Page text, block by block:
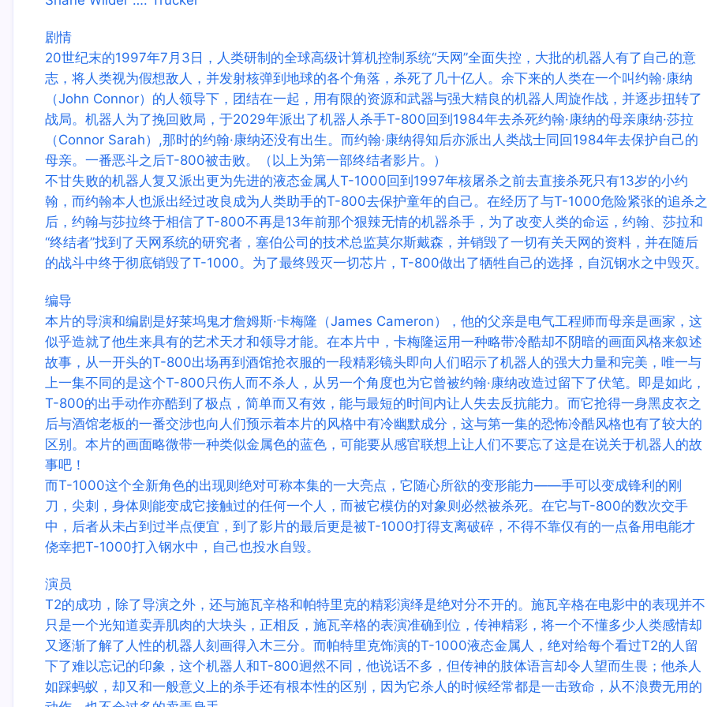
剧情
20世纪末的1997年7月3日，人类研制的全球高级计算机控制系统“天网”全面失控，大批的机器人有了自己的意
志，将人类视为假想敌人，并发射核弹到地球的各个角落，杀死了几十亿人。余下来的人类在一个叫约翰·康纳
（John Connor）的人领导下，团结在一起，用有限的资源和武器与强大精良的机器人周旋作战，并逐步扭转了
战局。机器人为了挽回败局，于2029年派出了机器人杀手T-800回到1984年去杀死约翰·康纳的母亲康纳·莎拉
（Connor Sarah）,那时的约翰·康纳还没有出生。而约翰·康纳得知后亦派出人类战士同回1984年去保护自己的
母亲。一番恶斗之后T-800被击败。（以上为第一部终结者影片。）
不甘失败的机器人复又派出更为先进的液态金属人T-1000回到1997年核屠杀之前去直接杀死只有13岁的小约
翰，而约翰本人也派出经过改良成为人类助手的T-800去保护童年的自己。在经历了与T-1000危险紧张的追杀之
后，约翰与莎拉终于相信了T-800不再是13年前那个狠辣无情的机器杀手，为了改变人类的命运，约翰、莎拉和
“终结者”找到了天网系统的研究者，塞伯公司的技术总监莫尔斯戴森，并销毁了一切有关天网的资料，并在随后
的战斗中终于彻底销毁了T-1000。为了最终毁灭一切芯片，T-800做出了牺牲自己的选择，自沉钢水之中毁灭。
编导
本片的导演和编剧是好莱坞鬼才詹姆斯·卡梅隆（James Cameron），他的父亲是电气工程师而母亲是画家，这
似乎造就了他生来具有的艺术天才和领导才能。在本片中，卡梅隆运用一种略带冷酷却不阴暗的画面风格来叙述
故事，从一开头的T-800出场再到酒馆抢衣服的一段精彩镜头即向人们昭示了机器人的强大力量和完美，唯一与
上一集不同的是这个T-800只伤人而不杀人，从另一个角度也为它曾被约翰·康纳改造过留下了伏笔。即是如此，
T-800的出手动作亦酷到了极点，简单而又有效，能与最短的时间内让人失去反抗能力。而它抢得一身黑皮衣之
后与酒馆老板的一番交涉也向人们预示着本片的风格中有冷幽默成分，这与第一集的恐怖冷酷风格也有了较大的
区别。本片的画面略微带一种类似金属色的蓝色，可能要从感官联想上让人们不要忘了这是在说关于机器人的故
事吧！
而T-1000这个全新角色的出现则绝对可称本集的一大亮点，它随心所欲的变形能力——手可以变成锋利的刚
刀，尖刺，身体则能变成它接触过的任何一个人，而被它模仿的对象则必然被杀死。在它与T-800的数次交手
中，后者从未占到过半点便宜，到了影片的最后更是被T-1000打得支离破碎，不得不靠仅有的一点备用电能才
侥幸把T-1000打入钢水中，自己也投水自毁。
演员
T2的成功，除了导演之外，还与施瓦辛格和帕特里克的精彩演绎是绝对分不开的。施瓦辛格在电影中的表现并不
只是一个光知道卖弄肌肉的大块头，正相反，施瓦辛格的表演准确到位，传神精彩，将一个不懂多少人类感情却
又逐渐了解了人性的机器人刻画得入木三分。而帕特里克饰演的T-1000液态金属人，绝对给每个看过T2的人留
下了难以忘记的印象，这个机器人和T-800迥然不同，他说话不多，但传神的肢体语言却令人望而生畏；他杀人
如踩蚂蚁，却又和一般意义上的杀手还有根本性的区别，因为它杀人的时候经常都是一击致命，从不浪费无用的